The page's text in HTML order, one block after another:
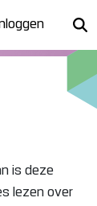
is deze
lezen over